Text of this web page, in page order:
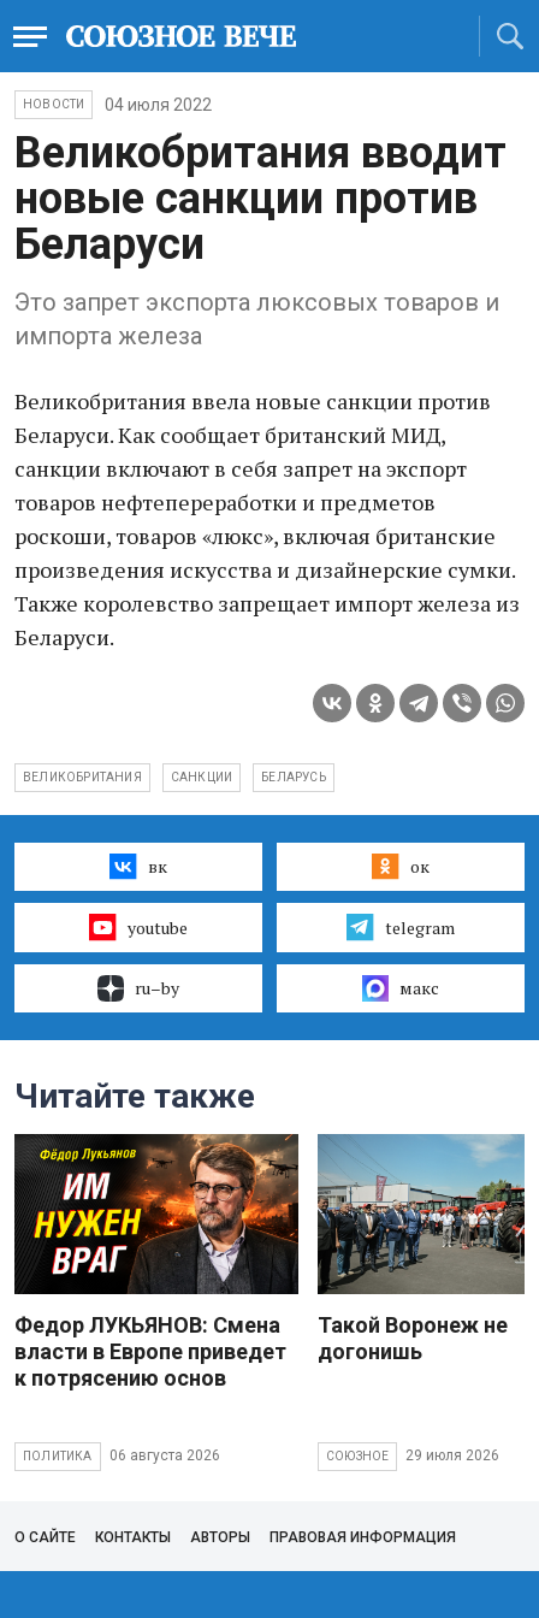
НОВОСТИ 04 июля 2022
Великобритания вводит
новые санкции против
Беларуси
Это запрет экспорта люксовых товаров и
импорта железа
Великобритания ввела новые санкции против
Беларуси. Как сообщает британский МИД,
санкции включают в себя запрет на экспорт
товаров нефтепереработки и предметов
роскоши, товаров «люкс», включая британские
произведения искусства и дизайнерские сумки.
Также королевство запрещает импорт железа из
Беларуси.
ВЕЛИКОБРИТАНИЯ САНКЦИИ БЕЛАРУСЬ
вк ок
youtube telegram
ru–by макс
Читайте также
Федор ЛУКЬЯНОВ: Смена
власти в Европе приведет
к потрясению основ
ПОЛИТИКА 06 августа 2026
Такой Воронеж не
догонишь
СОЮЗНОЕ 29 июля 2026
О САЙТЕ КОНТАКТЫ АВТОРЫ ПРАВОВАЯ ИНФОРМАЦИЯ